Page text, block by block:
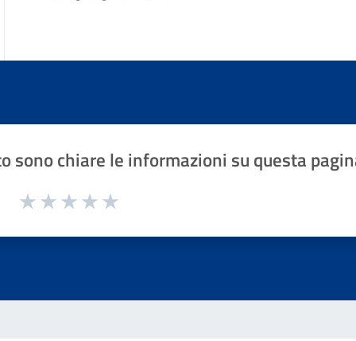
sono chiare le informazioni su questa
1 a 5 stelle la pagina